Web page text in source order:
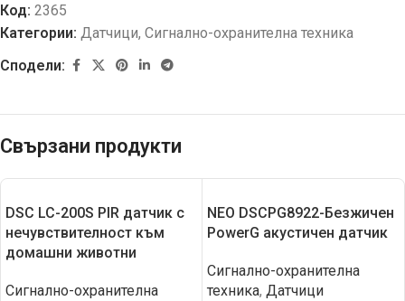
Код: 2365
Категории: Датчици, Сигнално-охранителна техника
Сподели:
Свързани продукти
DSC LC-200S PIR датчик с
нечувствителност към
домашни животни
Сигнално-охранителна
NEO DSCPG8922-Безжичен
PowerG акустичен датчик
Сигнално-охранителна
техника, Датчици